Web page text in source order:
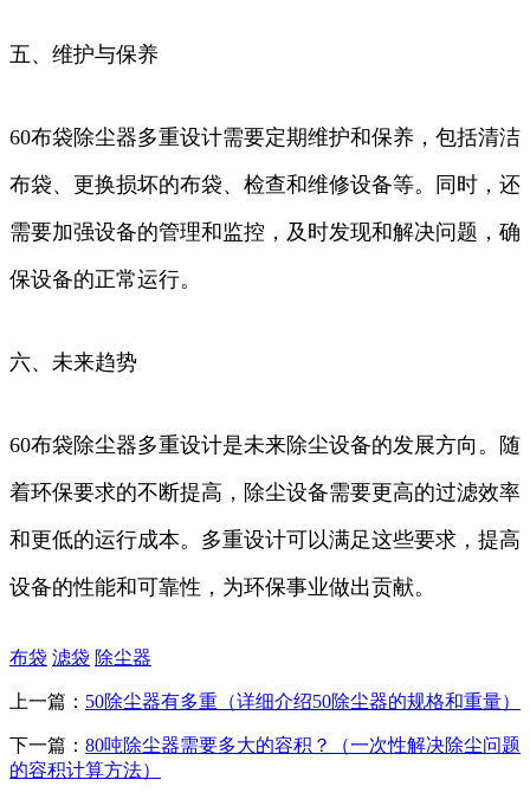
五、维护与保养
60布袋除尘器多重设计需要定期维护和保养，包括清洁
布袋、更换损坏的布袋、检查和维修设备等。同时，还
需要加强设备的管理和监控，及时发现和解决问题，确
保设备的正常运行。
六、未来趋势
60布袋除尘器多重设计是未来除尘设备的发展方向。随
着环保要求的不断提高，除尘设备需要更高的过滤效率
和更低的运行成本。多重设计可以满足这些要求，提高
设备的性能和可靠性，为环保事业做出贡献。
布袋 滤袋 除尘器
上一篇： 50除尘器有多重（详细介绍50除尘器的规格和重量）
下一篇： 80吨除尘器需要多大的容积？（一次性解决除尘问题
的容积计算方法）